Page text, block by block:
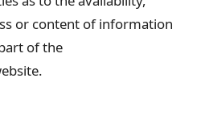
or content of information
of the